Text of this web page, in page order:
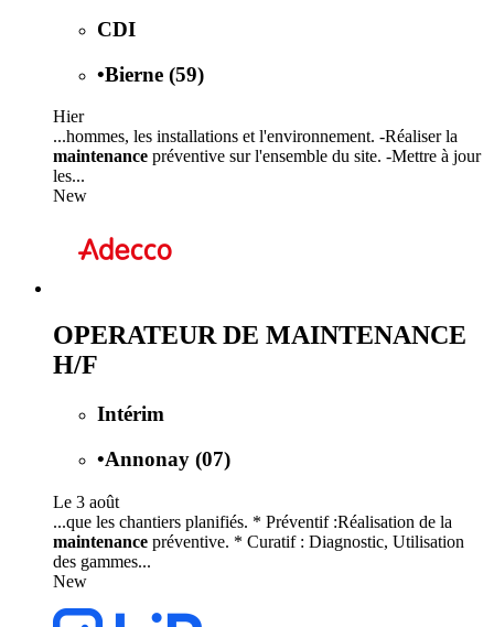
CDI
•Bierne (59)
Hier
...hommes, les installations et l'environnement. -Réaliser la
maintenance préventive sur l'ensemble du site. -Mettre à jour
les...
New
OPERATEUR DE MAINTENANCE
H/F
Intérim
•Annonay (07)
Le 3 août
...que les chantiers planifiés. * Préventif :Réalisation de la
maintenance préventive. * Curatif : Diagnostic, Utilisation
des gammes...
New